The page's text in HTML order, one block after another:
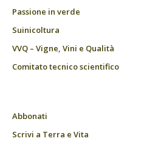
Passione in verde
Suinicoltura
VVQ – Vigne, Vini e Qualità
Comitato tecnico scientifico
Abbonati
Scrivi a Terra e Vita